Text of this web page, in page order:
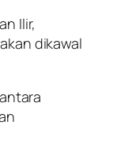
Ilir,
dikawal